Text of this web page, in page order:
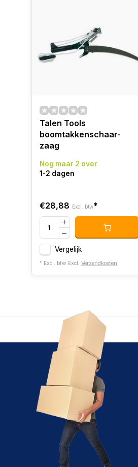
Talen Tools
boomtakkenschaar-
zaag
Nog maar 2 over
1-2 dagen
€28,88 Excl. btw*
Vergelijk
* Excl. btw Excl. Verzendkosten